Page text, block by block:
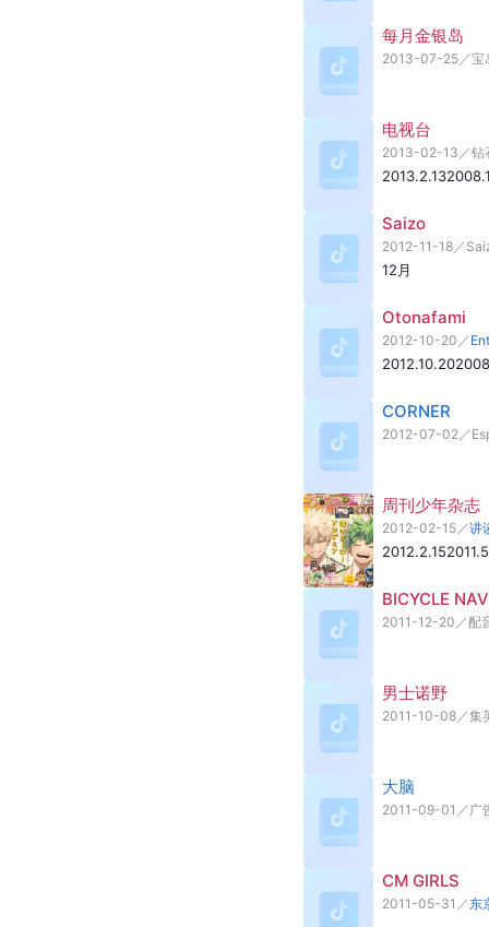
每月金银岛
2013-07-25／宝
电视台
2013-02-13 ／钻
2013.2.13
Saizo
2012-11-18／
12月
Otonafami
2012-10-20 ／
2012.10.20
CORNER
2012-07-02／
周刊少年杂志
2012-02-15／讲
2012.2.15
BICYCLE
2011-12-20 ／ 配
男士诺野
2011-10-08／集
大脑
2011-09-01 ／ 广
CM GIRLS
2011-05-31 ／ 东